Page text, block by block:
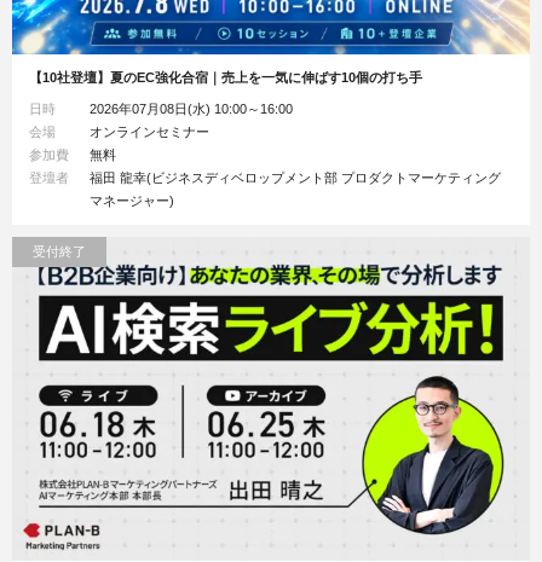
【10社登壇】夏のEC強化合宿｜売上を一気に伸ばす10個の打ち手
日時
2026年07月08日(水) 10:00～16:00
会場
オンラインセミナー
参加費
無料
登壇者
福田 龍幸(ビジネスディベロップメント部 プロダクトマーケティング
マネージャー)
受付終了